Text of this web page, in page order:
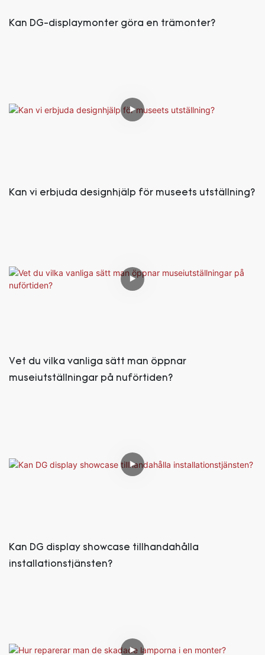
Kan DG-displaymonter göra en trämonter?
Kan vi erbjuda designhjälp för museets utställning?
Vet du vilka vanliga sätt man öppnar
museiutställningar på nuförtiden?
Kan DG display showcase tillhandahålla
installationstjänsten?